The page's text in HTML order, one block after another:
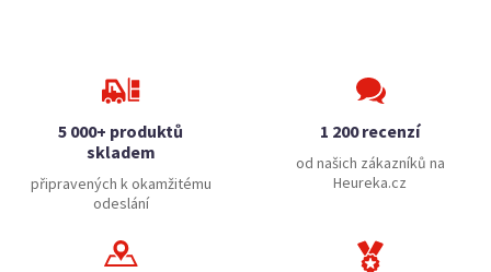
5 000+ produktů
skladem
připravených k okamžitému
odeslání
1 200 recenzí
od našich zákazníků na
Heureka.cz